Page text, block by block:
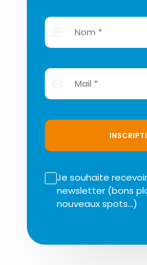
Je souhaite
newsletter (bons
nouveaux spots…)